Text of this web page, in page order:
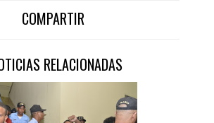
COMPARTIR
RELACIONADAS